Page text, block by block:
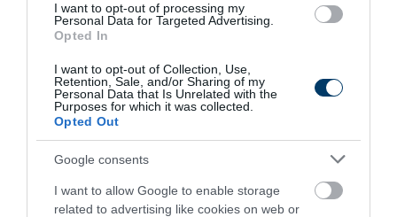
I want to opt-out of processing my
Personal Data for Targeted Advertising.
Opted In
I want to opt-out of Collection, Use,
Retention, Sale, and/or Sharing of my
Personal Data that Is Unrelated with the
Purposes for which it was collected.
Opted Out
Google consents
I want to allow Google to enable storage
related to advertising like cookies on web or
170 47 390
8 h 44 min